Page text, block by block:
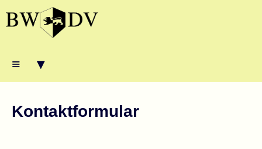
≡ ▾
Kontaktformular